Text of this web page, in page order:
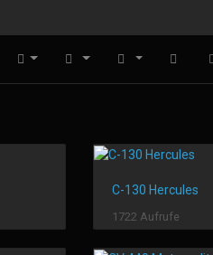
C-130 Hercules
1722 Aufrufe